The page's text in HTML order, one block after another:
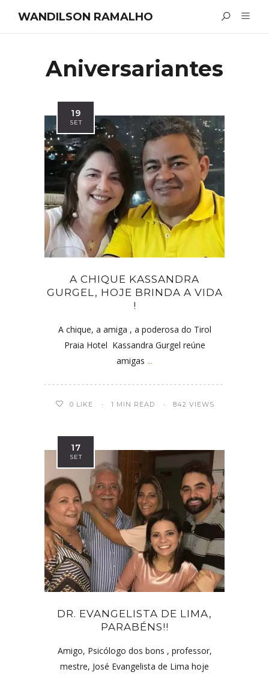
WANDILSON RAMALHO
Aniversariantes
19
SET
A CHIQUE KASSANDRA
GURGEL, HOJE BRINDA A VIDA
!
A chique, a amiga , a poderosa do Tirol
Praia Hotel Kassandra Gurgel reúne
amigas ...
0 LIKE 1 MIN READ 842 VIEWS
17
SET
DR. EVANGELISTA DE LIMA,
PARABÉNS!!
Amigo, Psicólogo dos bons , professor,
mestre, José Evangelista de Lima hoje